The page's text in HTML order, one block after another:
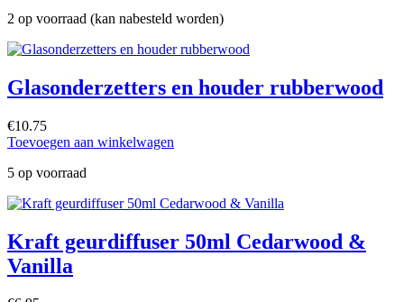
2 op voorraad (kan nabesteld worden)
Glasonderzetters en houder rubberwood
€10.75
Toevoegen aan winkelwagen
5 op voorraad
Kraft geurdiffuser 50ml Cedarwood &
Vanilla